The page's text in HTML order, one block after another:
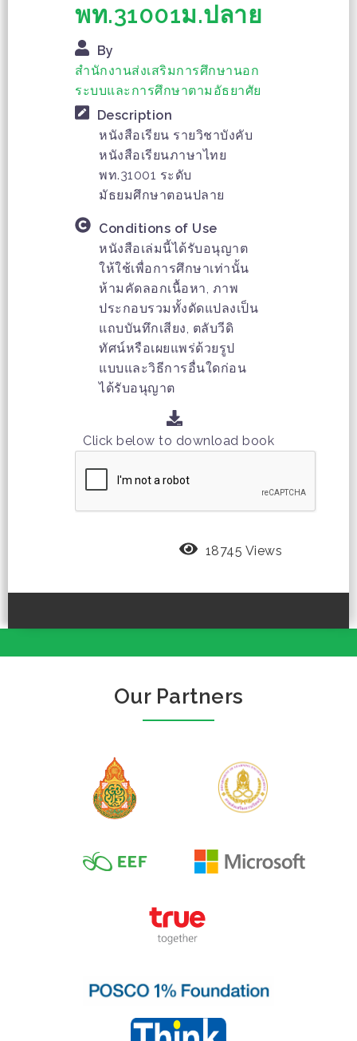
พท.31001ม.ปลาย
By
สำนักงานส่งเสริมการศึกษานอก
ระบบและการศึกษาตามอัธยาศัย
Description
หนังสือเรียน รายวิชาบังคับ
หนังสือเรียนภาษาไทย
พท.31001 ระดับ
มัธยมศึกษาตอนปลาย
Conditions of Use
หนังสือเล่มนี้ได้รับอนุญาต
ให้ใช้เพื่อการศึกษาเท่านั้น
ห้ามคัดลอกเนื้อหา, ภาพ
ประกอบรวมทั้งดัดแปลงเป็น
แถบบันทึกเสียง, ตลับวีดิ
ทัศน์หรือเผยแพร่ด้วยรูป
แบบและวิธีการอื่นใดก่อน
ได้รับอนุญาต
Click below to download book
18745 Views
Our Partners